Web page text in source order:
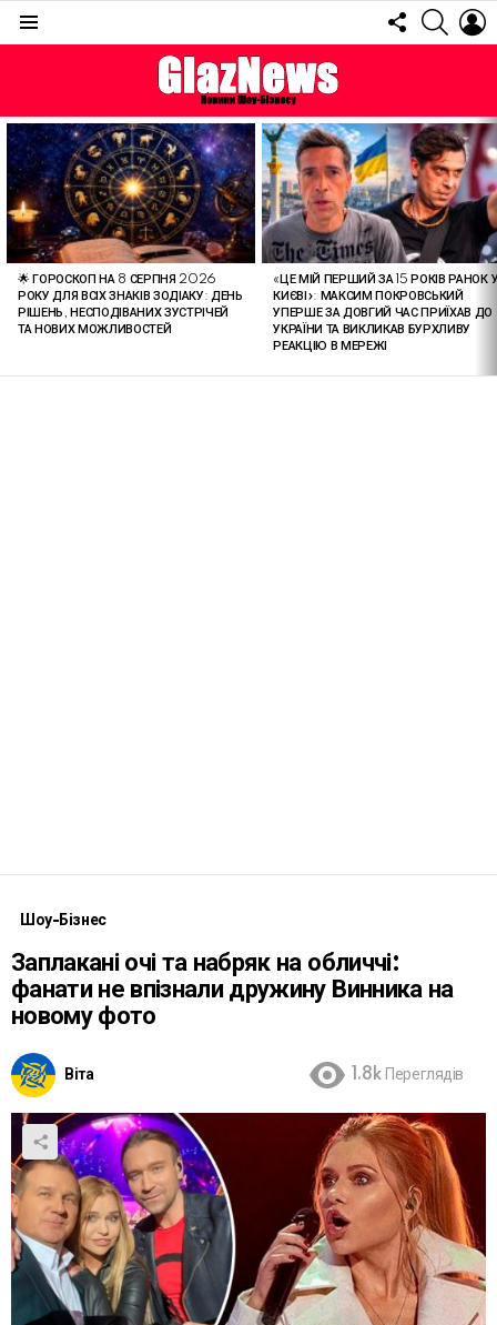
FOLLOW
US
ОСТАННІ
СТАТТІ
🌟 ГОРОСКОП НА 8 СЕРПНЯ 2026
РОКУ ДЛЯ ВСІХ ЗНАКІВ ЗОДІАКУ: ДЕНЬ
РІШЕНЬ, НЕСПОДІВАНИХ ЗУСТРІЧЕЙ
ТА НОВИХ МОЖЛИВОСТЕЙ
«ЦЕ МІЙ ПЕРШИЙ ЗА 15 РОКІВ РАНОК
КИЄВІ»: МАКСИМ ПОКРОВСЬКИЙ
УПЕРШЕ ЗА ДОВГИЙ ЧАС ПРИЇХАВ ДО
УКРАЇНИ ТА ВИКЛИКАВ БУРХЛИВУ
РЕАКЦІЮ В МЕРЕЖІ
Шоу-Бізнес
Заплакані очі та набряк на обличчі:
фанати не впізнали дружину Винника на
новому фото
Віта 1.8k Переглядів